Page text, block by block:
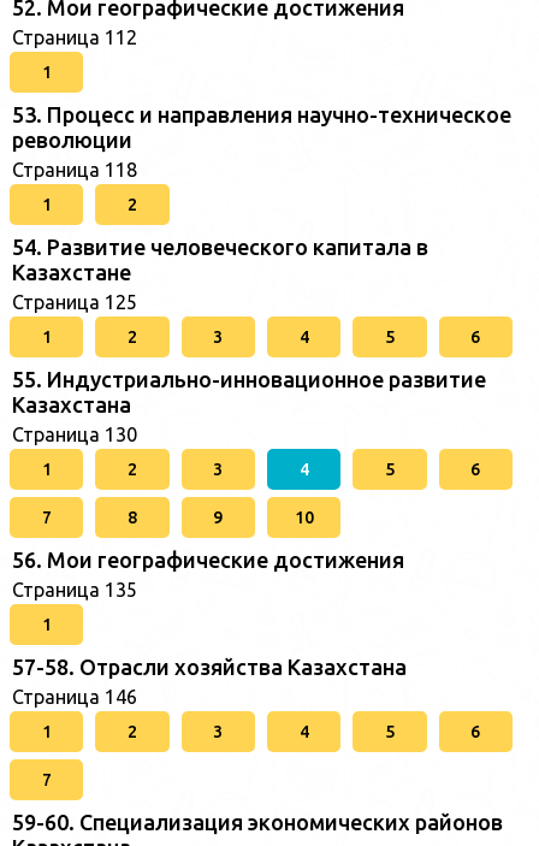
52. Мои географические достижения
Страница 112
1
53. Процесс и направления научно-техническое
революции
Страница 118
1 2
54. Развитие человеческого капитала в
Казахстане
Страница 125
1 2 3 4 5 6
55. Индустриально-инновационное развитие
Казахстана
Страница 130
1 2 3 4 5 6
7 8 9 10
56. Мои географические достижения
Страница 135
1
57-58. Отрасли хозяйства Казахстана
Страница 146
1 2 3 4 5 6
7
59-60. Специализация экономических районов